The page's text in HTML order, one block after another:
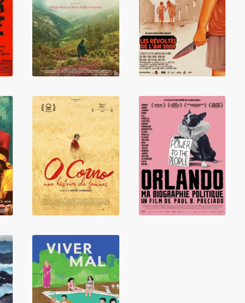
Légua
Les Révoltés de
l'an 2000
O Corno, une
histoire de
femmes
Orlando, ma
biographie
politique
Viver Mal